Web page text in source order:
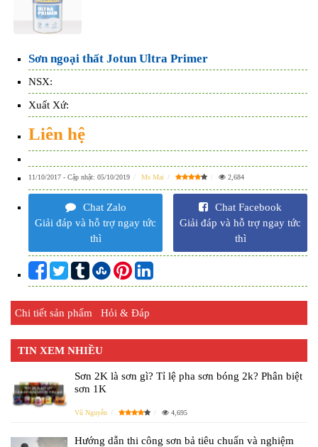
Sơn ngoại thất Jotun Ultra Primer
NSX:
Xuất Xứ:
Liên hệ
11/10/2017 - Cập nhật: 05/10/2019 Ms Mai 2,684
Chat Zalo
Giải đáp và hỗ trợ ngay tức
thì
Chat Facebook
Giải đáp và hỗ trợ ngay tức
thì
Chi tiết sản phẩm Hỏi & Đáp
TIN XEM NHIỀU
Sơn 2K là sơn gì? Tỉ lệ pha sơn bóng 2k? Phân biệt
sơn 1K
Vũ Nguyễn 4,695
Hướng dẫn thi công sơn bả tiêu chuẩn và nghiệm